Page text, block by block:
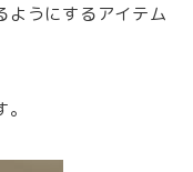
ようにするアイテム